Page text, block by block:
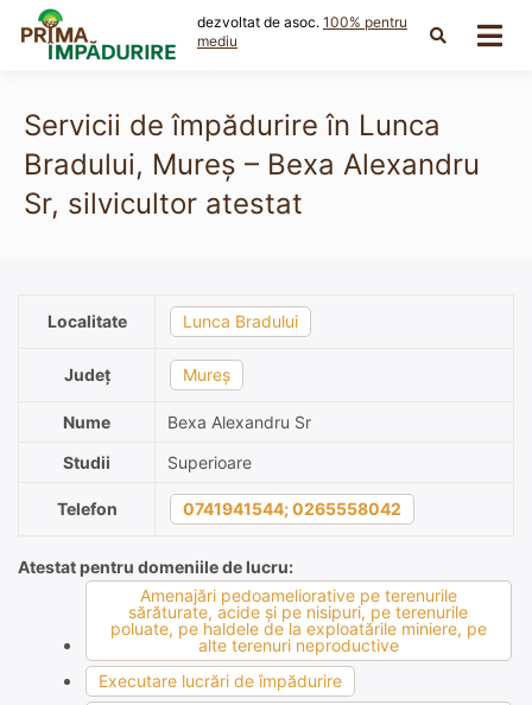
content
dezvoltat de asoc. 100% pentru
mediu
Servicii de împădurire în Lunca
Bradului, Mureș – Bexa Alexandru
Sr, silvicultor atestat
Localitate Lunca Bradului
Județ Mureș
Nume
Bexa Alexandru Sr
Studii
Superioare
Telefon 0741941544; 0265558042
Atestat pentru domeniile de lucru:
Amenajări pedoameliorative pe terenurile
sărăturate, acide şi pe nisipuri, pe terenurile
poluate, pe haldele de la exploatările miniere, pe
alte terenuri neproductive
Executare lucrări de împădurire